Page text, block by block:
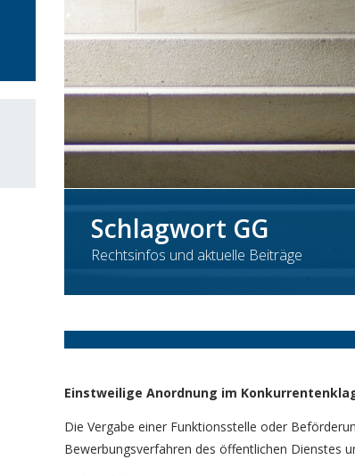
Schlagwort GG
Rechtsinfos und aktuelle Beiträge
Einstweilige Anordnung im
Die Vergabe einer Funktionsstelle oder
Bewerbungsverfahren des öffentlichen Dienstes